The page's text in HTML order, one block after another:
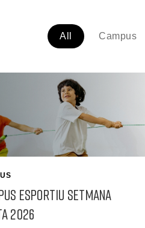
All Campus
ESPORTIU SETMANA
2026